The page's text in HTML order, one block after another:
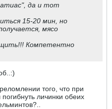
да и тот
15-20 мин, но
мясо
Компетентно
того, что при
личинки обеих